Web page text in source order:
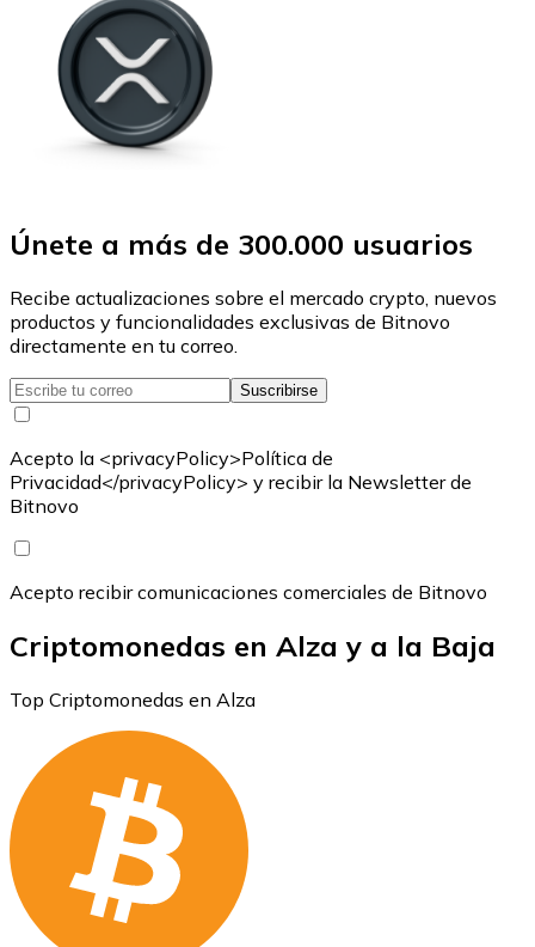
Únete a más de 300.000 usuarios
Recibe actualizaciones sobre el mercado crypto, nuevos
productos y funcionalidades exclusivas de Bitnovo
directamente en tu correo.
Suscribirse
Acepto la <privacyPolicy>Política de
Privacidad</privacyPolicy> y recibir la Newsletter de
Bitnovo
Acepto recibir comunicaciones comerciales de Bitnovo
Criptomonedas en Alza y a la Baja
Top Criptomonedas en Alza